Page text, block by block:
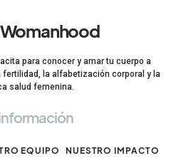
para conocer y amar tu cuerpo a
la alfabetización corporal y la
salud femenina.
EQUIPO NUESTRO IMPACTO